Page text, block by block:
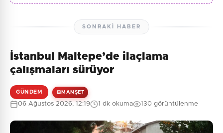
SONRAKI HABER
İstanbul Maltepe’de ilaçlama
çalışmaları sürüyor
GÜNDEM MANŞET
06 Ağustos 2026, 12:19 1 dk okuma 130 görüntülenme